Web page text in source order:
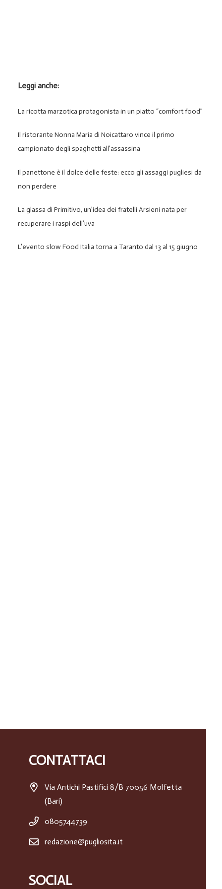
Leggi anche:
La ricotta marzotica protagonista in un piatto “comfort food”
Il ristorante Nonna Maria di Noicattaro vince il primo
campionato degli spaghetti all’assassina
Il panettone è il dolce delle feste: ecco gli assaggi pugliesi da
non perdere
La glassa di Primitivo, un’idea dei fratelli Arsieni nata per
recuperare i raspi dell’uva
L’evento slow Food Italia torna a Taranto dal 13 al 15 giugno
CONTATTACI
Via Antichi Pastifici 8/B 70056 Molfetta
(Bari)
0805744739
redazione@pugliosita.it
SOCIAL